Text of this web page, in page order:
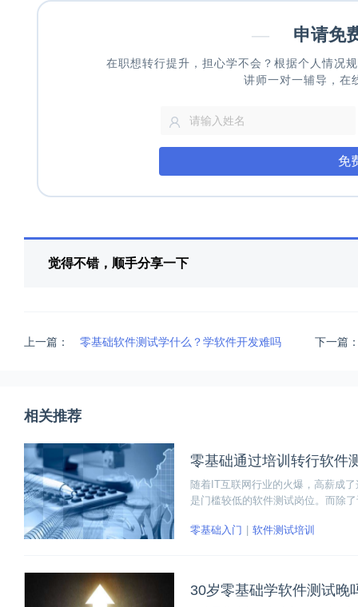
— 申请免
在职想转行提升，担心学不会？根据个人情况
讲师一对一辅导，在
免
觉得不错，顺手分享一下
上一篇： 零基础软件测试学什么？学软件开发难吗 下一篇
相关推荐
零基础通过培训转行软件
随着IT互联网行业的火爆，高薪成
是门槛较低的软件测试岗位。而除
零基础入门
软件测试培训
30岁零基础学软件测试晚